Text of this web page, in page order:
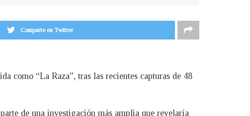
Comparte en Twitter
como “La Raza”, tras las recientes capturas de 48
de una investigación más amplia que revelaría